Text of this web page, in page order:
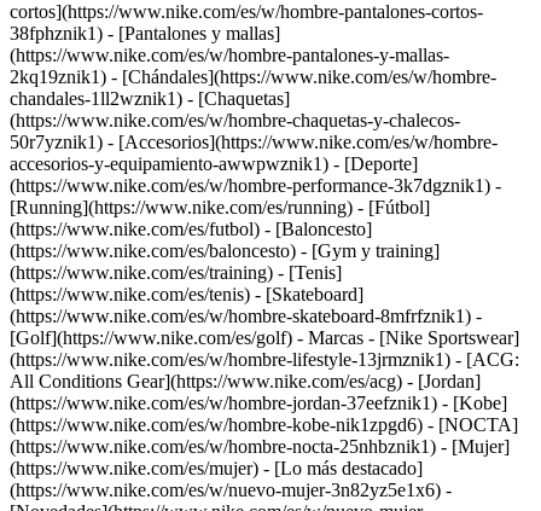
cortos](https://www.nike.com/es/w/hombre-pantalones-cortos-
38fphznik1) - [Pantalones y mallas]
(https://www.nike.com/es/w/hombre-pantalones-y-mallas-
2kq19znik1) - [Chándales](https://www.nike.com/es/w/hombre-
chandales-1ll2wznik1) - [Chaquetas]
(https://www.nike.com/es/w/hombre-chaquetas-y-chalecos-
50r7yznik1) - [Accesorios](https://www.nike.com/es/w/hombre-
accesorios-y-equipamiento-awwpwznik1) - [Deporte]
(https://www.nike.com/es/w/hombre-performance-3k7dgznik1) -
[Running](https://www.nike.com/es/running) - [Fútbol]
(https://www.nike.com/es/futbol) - [Baloncesto]
(https://www.nike.com/es/baloncesto) - [Gym y training]
(https://www.nike.com/es/training) - [Tenis]
(https://www.nike.com/es/tenis) - [Skateboard]
(https://www.nike.com/es/w/hombre-skateboard-8mfrfznik1) -
[Golf](https://www.nike.com/es/golf) - Marcas - [Nike Sportswear]
(https://www.nike.com/es/w/hombre-lifestyle-13jrmznik1) - [ACG:
All Conditions Gear](https://www.nike.com/es/acg) - [Jordan]
(https://www.nike.com/es/w/hombre-jordan-37eefznik1) - [Kobe]
(https://www.nike.com/es/w/hombre-kobe-nik1zpgd6) - [NOCTA]
(https://www.nike.com/es/w/hombre-nocta-25nhbznik1) - [Mujer]
(https://www.nike.com/es/mujer) - [Lo más destacado]
(https://www.nike.com/es/w/nuevo-mujer-3n82yz5e1x6) -